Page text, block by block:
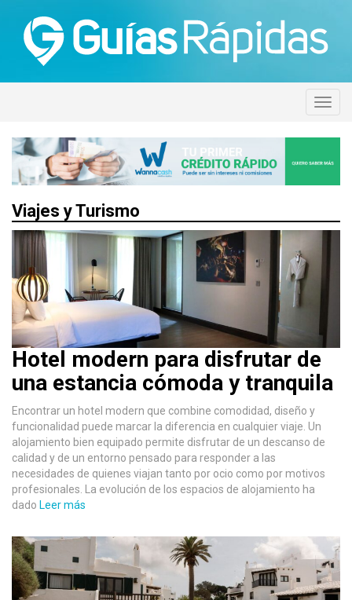
Viajes y Turismo
Hotel modern para disfrutar de
una estancia cómoda y tranquila
Encontrar un hotel modern que combine comodidad, diseño y
funcionalidad puede marcar la diferencia en cualquier viaje. Un
alojamiento bien equipado permite disfrutar de un descanso de
calidad y de un entorno pensado para responder a las
necesidades de quienes viajan tanto por ocio como por motivos
profesionales. La evolución de los espacios de alojamiento ha
dado Leer más